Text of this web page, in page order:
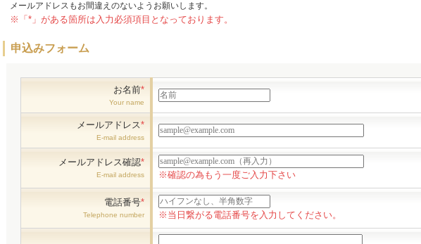
メールアドレスもお間違えのないようお願いします。
※「*」がある箇所は入力必須項目となっております。
申込みフォーム
お名前*
Your name
メールアドレス*
E-mail address
メールアドレス確認*
E-mail address ※確認の為もう一度ご入力下さい
電話番号*
Telephone number ※当日繋がる電話番号を入力してください。